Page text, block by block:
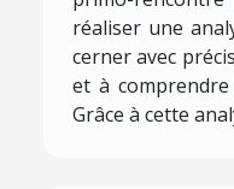
réaliser une
cerner avec
et à
Grâce à cette